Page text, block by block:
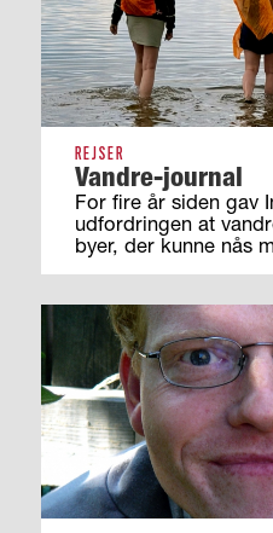
REJSER
Vandre-journal
For fire år siden gav
udfordringen at
byer, der kunne nås